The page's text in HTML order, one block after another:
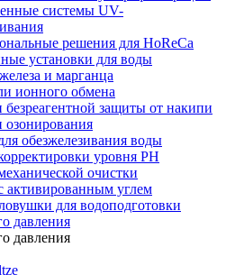
системы UV-
решения для HoReCa
установки для воды
и марганца
ионного обмена
безреагентной защиты от накипи
озонирования
обезжелезивания воды
уровня PH
очистки
активированным углем
для водоподготовки
давления
давления